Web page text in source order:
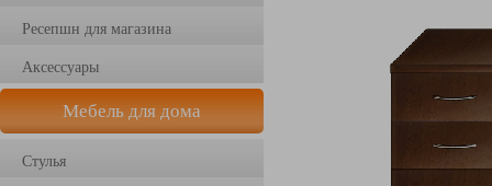
Ресепшн для магазина
Аксессуары
Мебель для дома
Стулья